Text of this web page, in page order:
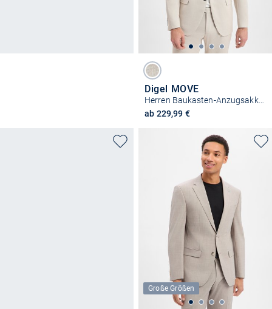
Digel MOVE
Herren Baukasten-Anzugsakko - Anello
ab 229,99 €
Große Größen